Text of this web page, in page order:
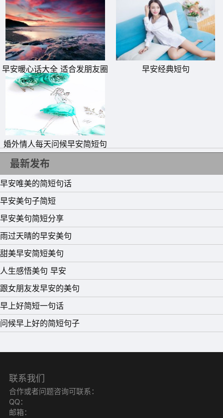
暖心的一句话
早安暖心话大全 适合发朋友圈
的早安正能量简单一句话
早安经典短句
婚外情人每天问候早安简短句
子
最新发布
早安唯美的简短句话
早安美句子简短
早安美句简短分享
雨过天晴的早安美句
甜美早安简短美句
人生感悟美句 早安
跟女朋友发早安的美句
早上好简短一句话
问候早上好的简短句子
联系我们
合作或者问题咨询可联系：
QQ：
邮箱：